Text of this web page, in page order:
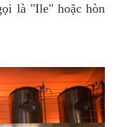
là "Ile" hoặc hòn